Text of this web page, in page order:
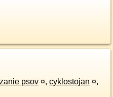
psov ¤, cyklostojan ¤,